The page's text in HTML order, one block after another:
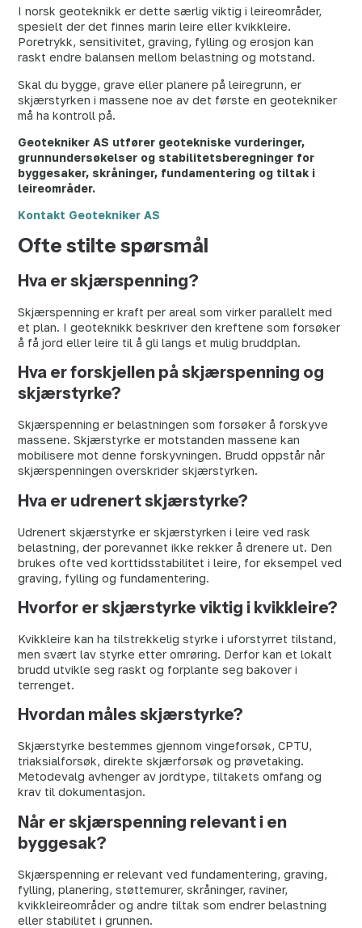
I norsk geoteknikk er dette særlig viktig i leireområder,
spesielt der det finnes marin leire eller kvikkleire.
Poretrykk, sensitivitet, graving, fylling og erosjon kan
raskt endre balansen mellom belastning og motstand.
Skal du bygge, grave eller planere på leiregrunn, er
skjærstyrken i massene noe av det første en geotekniker
må ha kontroll på.
Geotekniker AS utfører geotekniske vurderinger,
grunnundersøkelser og stabilitetsberegninger for
byggesaker, skråninger, fundamentering og tiltak i
leireområder.
Kontakt Geotekniker AS
Ofte stilte spørsmål
Hva er skjærspenning?
Skjærspenning er kraft per areal som virker parallelt med
et plan. I geoteknikk beskriver den kreftene som forsøker
å få jord eller leire til å gli langs et mulig bruddplan.
Hva er forskjellen på skjærspenning og
skjærstyrke?
Skjærspenning er belastningen som forsøker å forskyve
massene. Skjærstyrke er motstanden massene kan
mobilisere mot denne forskyvningen. Brudd oppstår når
skjærspenningen overskrider skjærstyrken.
Hva er udrenert skjærstyrke?
Udrenert skjærstyrke er skjærstyrken i leire ved rask
belastning, der porevannet ikke rekker å drenere ut. Den
brukes ofte ved korttidsstabilitet i leire, for eksempel ved
graving, fylling og fundamentering.
Hvorfor er skjærstyrke viktig i kvikkleire?
Kvikkleire kan ha tilstrekkelig styrke i uforstyrret tilstand,
men svært lav styrke etter omrøring. Derfor kan et lokalt
brudd utvikle seg raskt og forplante seg bakover i
terrenget.
Hvordan måles skjærstyrke?
Skjærstyrke bestemmes gjennom vingeforsøk, CPTU,
triaksialforsøk, direkte skjærforsøk og prøvetaking.
Metodevalg avhenger av jordtype, tiltakets omfang og
krav til dokumentasjon.
Når er skjærspenning relevant i en
byggesak?
Skjærspenning er relevant ved fundamentering, graving,
fylling, planering, støttemurer, skråninger, raviner,
kvikkleireområder og andre tiltak som endrer belastning
eller stabilitet i grunnen.